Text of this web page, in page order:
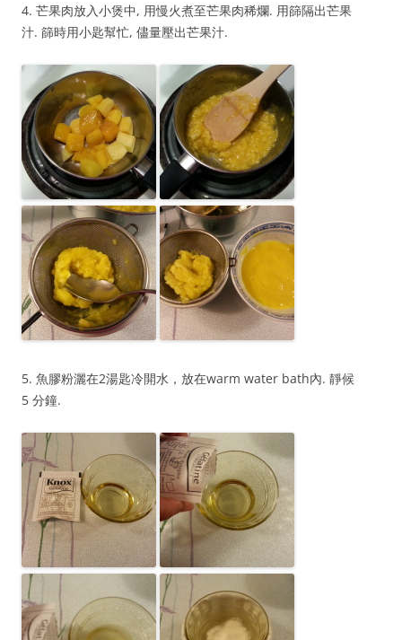
4. 芒果肉放入小煲中, 用慢火煮至芒果肉稀爛. 用篩隔出芒果
汁. 篩時用小匙幫忙, 儘量壓出芒果汁.
5. 魚膠粉灑在2湯匙冷開水，放在warm water bath內. 靜候
5 分鐘.